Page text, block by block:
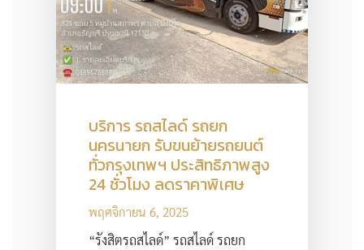
บริการ รถสไลด์ รถยก
นครนายก รับขนย้ายรถยนต์
ทั่วกรุงเทพฯ ประสิทธิภาพสูง
24 ชั่วโมง ลดราคาพิเศษ
พฤศจิกายน 6, 2025
“รังสิตรถสไลด์” รถสไลด์ รถยก